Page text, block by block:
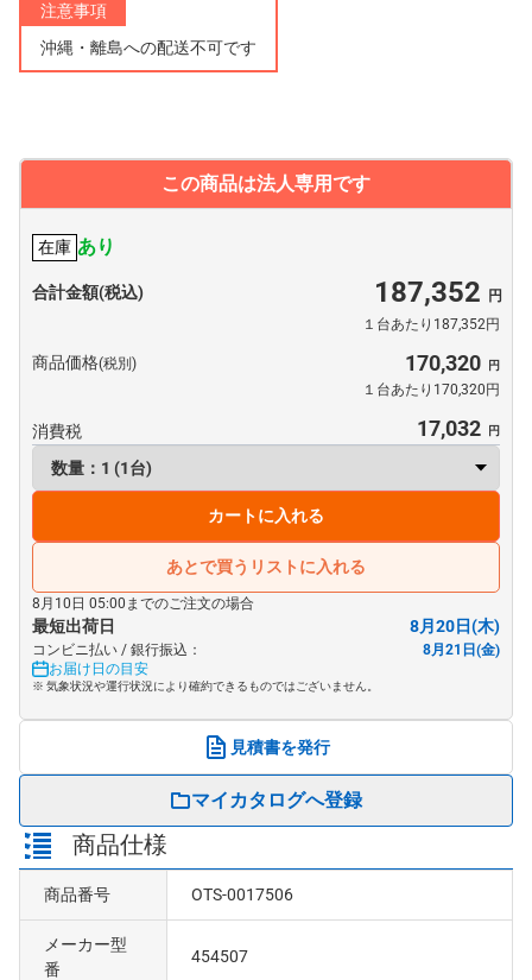
注意事項
沖縄・離島への配送不可です
この商品は法人専用です
在庫 あり
合計金額(税込) 187,352
１台あたり187,352円
商品価格(税別) 170,320
１台あたり170,320円
消費税 17,032
カートに入れる
あとで買うリストに入れる
8月10日 05:00までのご注文の場合
最短出荷日 8月20日(木)
コンビニ払い / 銀行振込：
8月21日(金)
お届け日の目安
※ 気象状況や運行状況により確約できるものではございません。
見積書を発行
マイカタログへ登録
商品仕様
商品番号 OTS-0017506
メーカー型
番
454507